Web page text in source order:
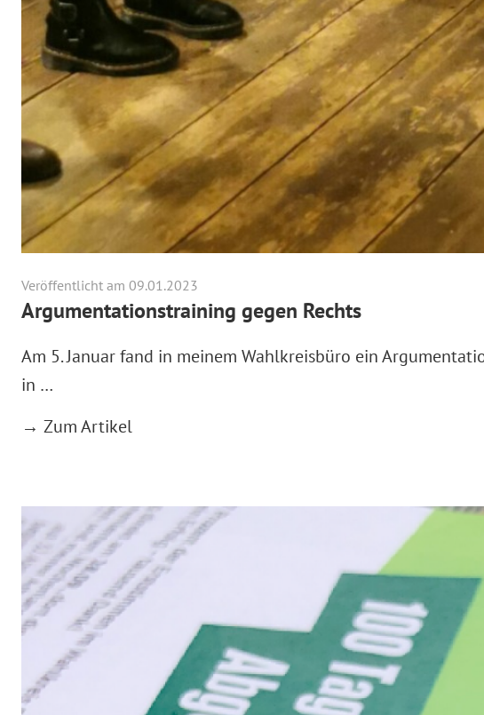
Veröffentlicht am 09.01.2023
Argumentationstraining gegen Rechts
Am 5. Januar fand in meinem Wahlkreisbüro ein
in …
→ Zum Artikel